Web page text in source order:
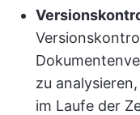
zu
im Laufe der